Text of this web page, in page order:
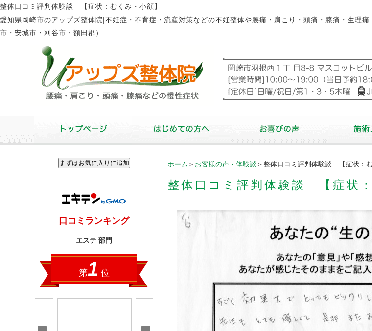
整体口コミ評判体験談 【症状：むくみ・小顔】
愛知県岡崎市のアップズ整体院|不妊症・不育症・流産対策などの不妊整体や腰痛・肩こり・頭痛・膝痛・生理
市・安城市・刈谷市・額田郡）
ホーム ＞ お客様の声・体験談 ＞整体口コミ評判体験談 【症状：む
整体口コミ評判体験談 【症状：